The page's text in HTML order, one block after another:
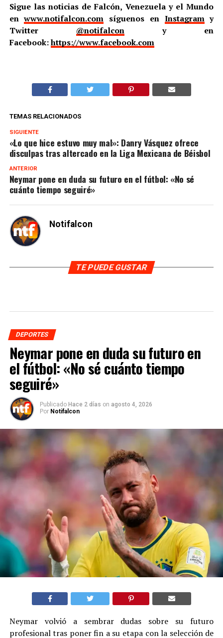
Sigue las noticias de Falcón, Venezuela y el Mundo
enwww.notifalcon.com síguenos en Instagramy
Twitter @notifalcony en
Facebook:https://www.facebook.com
TEMAS RELACIONADOS
SIGUIENTE
«Lo que hice estuvo muy mal»: Danry Vásquez ofrece
disculpas tras altercado en la Liga Mexicana de Béisbol
ANTERIOR
Neymar pone en duda su futuro en el fútbol: «No sé
cuánto tiempo seguiré»
Notifalcon
TE PUEDE GUSTAR
DEPORTES
Neymar pone en duda su futuro en
el fútbol: «No sé cuánto tiempo
seguiré»
Publicado Hace 2 días on agosto 4, 2026
Por Notifalcon
Neymar volvió a sembrar dudas sobre su futuro
profesional tras poner fin a su etapa con la selección de